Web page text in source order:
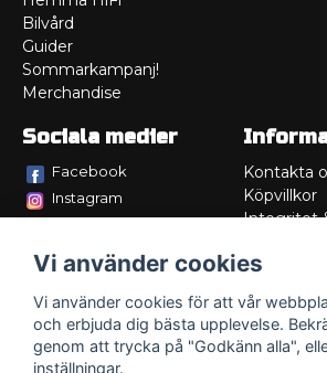
Bilvård
Guider
Sommarkampanj!
Merchandise
Sociala medier
Facebook
Instagram
Kontakta
Köpvillkor
Integritet
Service/
Lådritning
Om oss
Vi använder cookies
Vi använder cookies för att vår
och erbjuda dig bästa upplevelse.
genom att trycka på "Godkänn alla",
inställningar.